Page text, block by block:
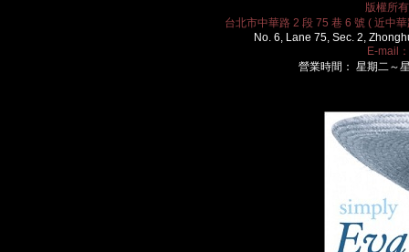
版權所
台北市中華路 2 段 75 巷 6 號 ( 近中
No. 6, Lane 75, Sec. 2,
E-mail：
營業時間： 星期二～